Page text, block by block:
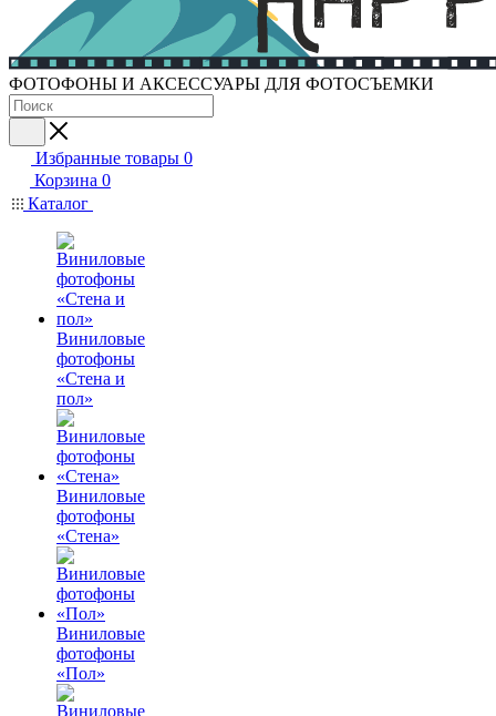
ФОТОФОНЫ И АКСЕССУАРЫ ДЛЯ ФОТОСЪЕМКИ
Избранные товары 0
Корзина 0
Каталог
Виниловые
фотофоны
«Стена и
пол»
Виниловые
фотофоны
«Стена»
Виниловые
фотофоны
«Пол»